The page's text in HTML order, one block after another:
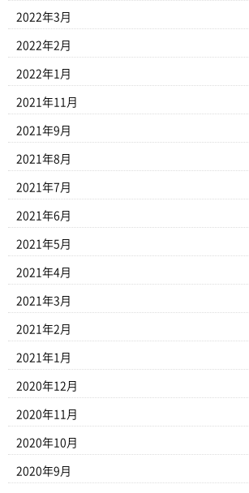
2022年3月
2022年2月
2022年1月
2021年11月
2021年9月
2021年8月
2021年7月
2021年6月
2021年5月
2021年4月
2021年3月
2021年2月
2021年1月
2020年12月
2020年11月
2020年10月
2020年9月